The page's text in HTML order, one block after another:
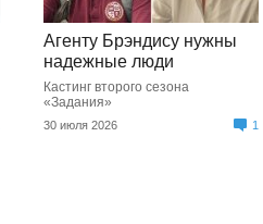
Агенту Брэндису нужны
надежные люди
Кастинг второго сезона
«Задания»
30 июля 2026 1